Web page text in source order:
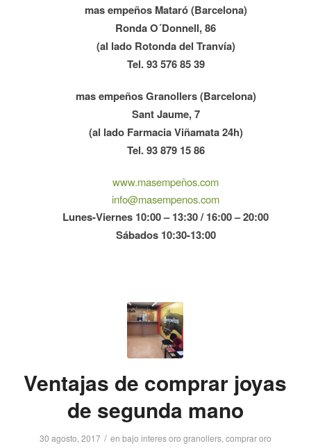
mas empeños Mataró (Barcelona)
Ronda O´Donnell, 86
(al lado Rotonda del Tranvía)
Tel. 93 576 85 39
mas empeños Granollers (Barcelona)
Sant Jaume, 7
(al lado Farmacia Viñamata 24h)
Tel. 93 879 15 86
www.masempeños.com
info@masempenos.com
Lunes-Viernes 10:00 – 13:30 / 16:00 – 20:00
Sábados 10:30-13:00
Ventajas de comprar joyas
de segunda mano
30 agosto, 2017 / en bajo interes oro granollers, comprar oro